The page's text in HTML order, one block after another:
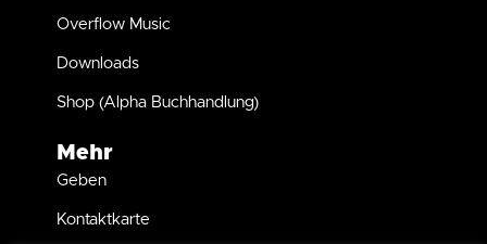
Overflow Music
Downloads
Shop (Alpha Buchhandlung)
Mehr
Geben
Kontaktkarte